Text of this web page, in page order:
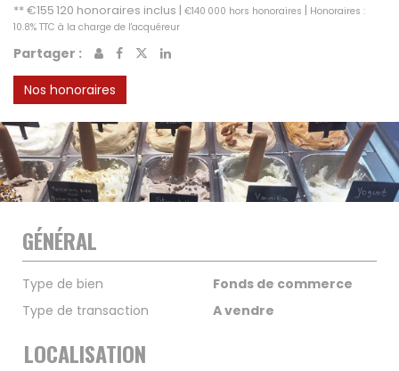
** €155 120 honoraires inclus | €140 000 hors honoraires | Honoraires :
10.8% TTC à la charge de l'acquéreur
Partager :
Nos honoraires
GÉNÉRAL
Type de bien
Fonds de commerce
Type de transaction
A vendre
LOCALISATION